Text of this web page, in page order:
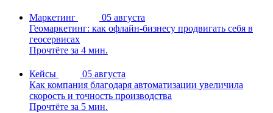
Маркетинг
05 августа
Геомаркетинг: как офлайн-бизнесу продвигать себя в
геосервисах
Прочтёте за 4 мин.
Кейсы
05 августа
Как компания благодаря автоматизации увеличила
скорость и точность производства
Прочтёте за 5 мин.